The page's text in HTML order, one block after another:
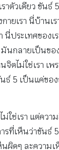
าตัวเดียว ขันธ์
ายเรา นี่บ้านเ
นี่ประเทศของเ
มันกลายเป็นขอ
จิตไม่ใช่เรา เ
ธ์ 5 เป็นแค่ขอ
ม่ใช่เรา แต่คว
ที่เห็นว่าขันธ์ 5
นผิดๆ ละความ